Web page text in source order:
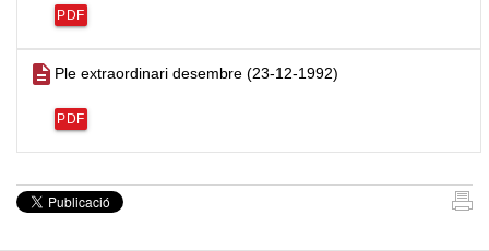
PDF
description Ple extraordinari desembre (23-12-1992)
PDF